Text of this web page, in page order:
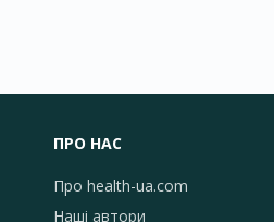
ПРО НАС
Про health-ua.com
Наші автори